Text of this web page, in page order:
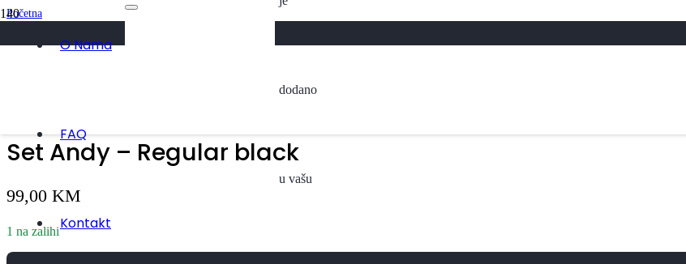
O Nama
FAQ
Kontakt
dodano
u vašu
Početna
Svi Proizvodi
Set Andy – Regular black
99,00 KM
1 na zalihi